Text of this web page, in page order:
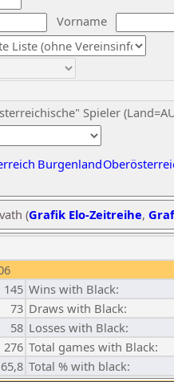
Vorname
Spieler
Burgenland
(Grafik Elo-Zeitreihe,
145 Wins with Black:
73 Draws with Black:
58 Losses with Black:
276 Total games with Black:
65,8 Total % with black: